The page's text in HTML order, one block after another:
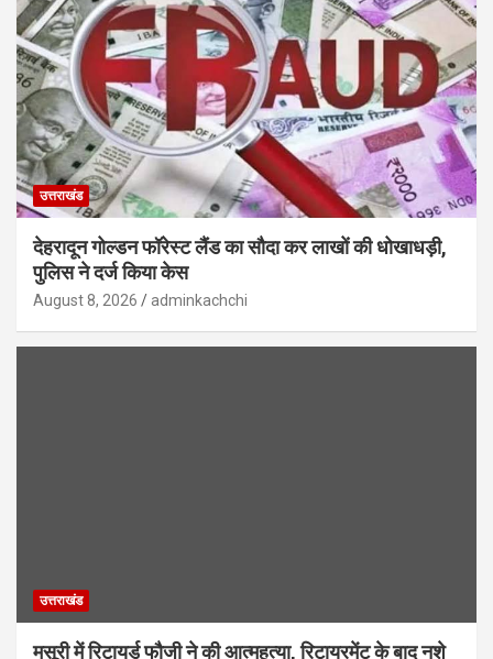
उत्तराखंड
देहरादून गोल्डन फॉरेस्ट लैंड का सौदा कर लाखों की धोखाधड़ी,
पुलिस ने दर्ज किया केस
August 8, 2026 adminkachchi
उत्तराखंड
मसूरी में रिटायर्ड फौजी ने की आत्महत्या, रिटायरमेंट के बाद नशे